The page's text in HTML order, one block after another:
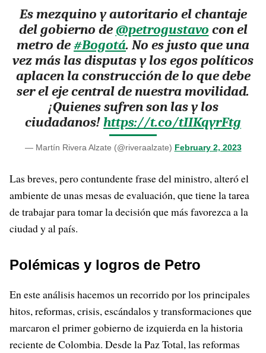
Es mezquino y autoritario el chantaje
del gobierno de@petrogustavo con el
metro de#Bogotá. No es justo que una
vez más las disputas y los egos políticos
aplacen la construcción de lo que debe
ser el eje central de nuestra movilidad.
¡Quienes sufren son las y los
ciudadanos!https://t.co/tIIKqyrFtg
— Martín Rivera Alzate (@riveraalzate) February 2, 2023
Las breves, pero contundente frase del ministro, alteró el
ambiente de unas mesas de evaluación, que tiene la tarea
de trabajar para tomar la decisión que más favorezca a la
ciudad y al país.
Polémicas y logros de Petro
En este análisis hacemos un recorrido por los principales
hitos, reformas, crisis, escándalos y transformaciones que
marcaron el primer gobierno de izquierda en la historia
reciente de Colombia. Desde la Paz Total, las reformas